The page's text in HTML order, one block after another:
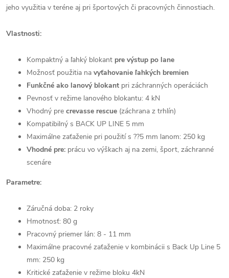
jeho využitia v teréne aj pri športových či pracovných činnostiach.
Vlastnosti:
Kompaktný a ľahký blokant pre výstup po lane
Možnosť použitia na vyťahovanie ľahkých bremien
Funkčné ako lanový blokant pri záchranných operáciách
Pevnosť v režime lanového blokantu: 4 kN
Vhodný pre crevasse rescue (záchrana z trhlín)
Kompatibilný s BACK UP LINE 5 mm
Maximálne zaťaženie pri použití s ??5 mm lanom: 250 kg
Vhodné pre: prácu vo výškach aj na zemi, šport, záchranné
scenáre
Parametre:
Záručná doba: 2 roky
Hmotnosť: 80 g
Pracovný priemer lán: 8 - 11 mm
Maximálne pracovné zaťaženie v kombinácii s Back Up Line 5
mm: 250 kg
Kritické zaťaženie v režime bloku 4kN